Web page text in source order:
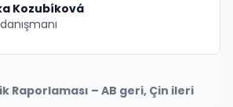
Kozubíková
Raporlaması – AB geri, Çin ileri